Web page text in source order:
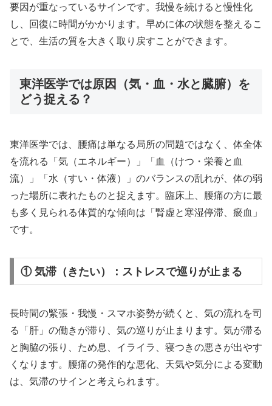
要因が重なっているサインです。我慢を続けると慢性化
し、回復に時間がかかります。早めに体の状態を整えるこ
とで、生活の質を大きく取り戻すことができます。
東洋医学では原因（気・血・水と臓腑）を
どう捉える？
東洋医学では、腰痛は単なる局所の問題ではなく、体全体
を流れる「気（エネルギー）」「血（けつ・栄養と血
流）」「水（すい・体液）」のバランスの乱れが、体の弱
った場所に表れたものと捉えます。臨床上、腰痛の方に最
も多く見られる体質的な傾向は「腎虚と寒湿停滞、瘀血」
です。
① 気滞（きたい）：ストレスで巡りが止まる
長時間の緊張・我慢・スマホ姿勢が続くと、気の流れを司
る「肝」の働きが滞り、気の巡りが止まります。気が滞る
と胸脇の張り、ため息、イライラ、寝つきの悪さが出やす
くなります。腰痛の発作的な悪化、天気や気分による変動
は、気滞のサインと考えられます。